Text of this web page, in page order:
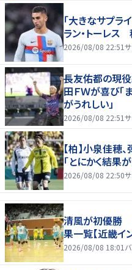
「大きなサプラ
ラン・トーレ
2026/08/08 22:51
長友佑都の現
田ＦＷが喜び「
がうれしい」
2026/08/08 22:51
【柏】小泉佳穂
「とにかく結果
2026/08/08 22:50
清風が初優勝
果一覧【近畿イ
2026/08/08 18:01